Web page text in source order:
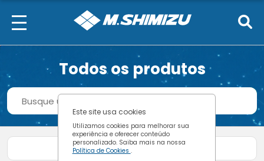
Este site usa cookies
Utilizamos cookies para melhorar sua
experiência e oferecer conteúdo
personalizado. Saiba mais na nossa
Política de Cookies .
Todos os produtos
Procurar Buscar
Filtrar produtos